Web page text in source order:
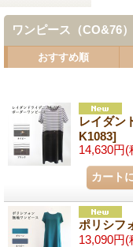
ワンピース（CO&76）
おすすめ順
レイダン
K1083]
14,630円(
ポリシフ
13,090円(